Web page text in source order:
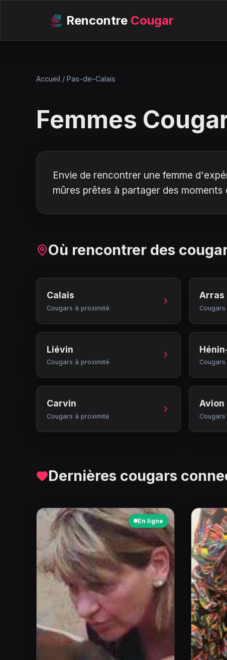
Rencontre Cougar
Accueil / Pas-de-Calais
Femmes
Envie de rencontrer une femme
mûres prêtes à partager des
Où rencontrer des
Calais
Cougars à proximité
Arras
Liévin
Cougars à proximité
Carvin
Cougars à proximité
Avion
Dernières cougars
En ligne